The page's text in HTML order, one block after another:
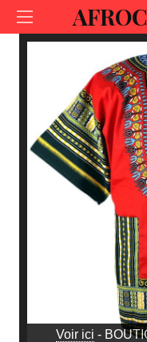
Voir ici -